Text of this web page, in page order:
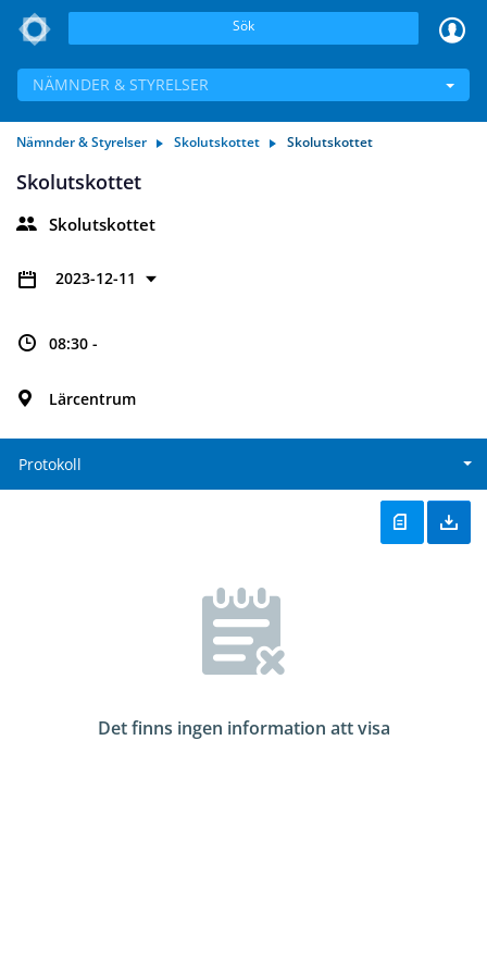
Sök
NÄMNDER & STYRELSER
Nämnder & Styrelser Skolutskottet Skolutskottet
Skolutskottet
Skolutskottet
2023-12-11
08:30 -
Lärcentrum
Protokoll
Det finns ingen information att visa